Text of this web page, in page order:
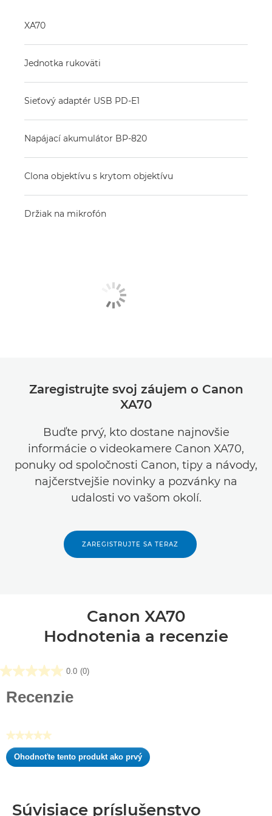
XA70
Jednotka rukoväti
Sieťový adaptér USB PD-E1
Napájací akumulátor BP-820
Clona objektívu s krytom objektívu
Držiak na mikrofón
Zaregistrujte svoj záujem o Canon
XA70
Buďte prvý, kto dostane najnovšie
informácie o videokamere Canon XA70,
ponuky od spoločnosti Canon, tipy a návody,
najčerstvejšie novinky a pozvánky na
udalosti vo vašom okolí.
ZAREGISTRUJTE SA TERAZ
Canon XA70
Hodnotenia a recenzie
0.0 (0)
0.0
Recenzie
★★★★★
Žiadna
hodnota
Ohodnoťte tento produkt ako prvý
.
modálne
Súvisiace príslušenstvo